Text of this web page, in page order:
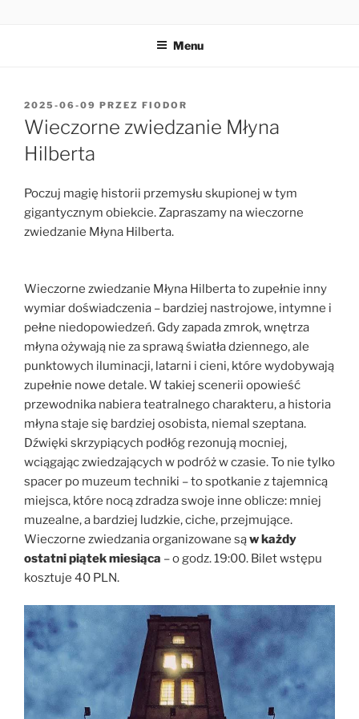
Menu
OPUBLIKOWANE
W
2025-06-09 PRZEZ FIODOR
Wieczorne zwiedzanie Młyna
Hilberta
Poczuj magię historii przemysłu skupionej w tym
gigantycznym obiekcie. Zapraszamy na wieczorne
zwiedzanie Młyna Hilberta.
Wieczorne zwiedzanie Młyna Hilberta to zupełnie inny
wymiar doświadczenia – bardziej nastrojowe, intymne i
pełne niedopowiedzeń. Gdy zapada zmrok, wnętrza
młyna ożywają nie za sprawą światła dziennego, ale
punktowych iluminacji, latarni i cieni, które wydobywają
zupełnie nowe detale. W takiej scenerii opowieść
przewodnika nabiera teatralnego charakteru, a historia
młyna staje się bardziej osobista, niemal szeptana.
Dźwięki skrzypiących podłóg rezonują mocniej,
wciągając zwiedzających w podróż w czasie. To nie tylko
spacer po muzeum techniki – to spotkanie z tajemnicą
miejsca, które nocą zdradza swoje inne oblicze: mniej
muzealne, a bardziej ludzkie, ciche, przejmujące.
Wieczorne zwiedzania organizowane sąw każdy
ostatni piątek miesiąca – o godz. 19:00. Bilet wstępu
kosztuje 40 PLN.